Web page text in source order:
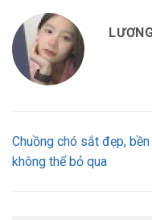
Chuồng chó sắt đẹp, bền
không thể bỏ qua